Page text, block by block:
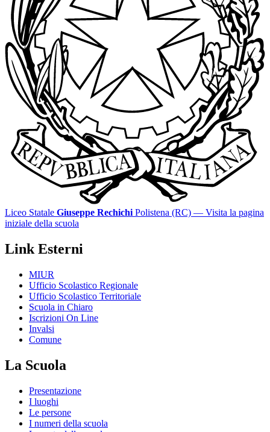
Liceo Statale Giuseppe Rechichi Polistena (RC) — Visita la pagina
iniziale della scuola
Link Esterni
MIUR
Ufficio Scolastico Regionale
Ufficio Scolastico Territoriale
Scuola in Chiaro
Iscrizioni On Line
Invalsi
Comune
La Scuola
Presentazione
I luoghi
Le persone
I numeri della scuola